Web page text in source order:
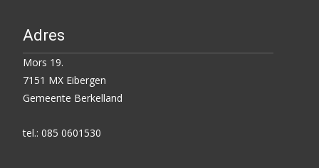
Adres
Mors 19.
7151 MX Eibergen
Gemeente Berkelland
tel.: 085 0601530